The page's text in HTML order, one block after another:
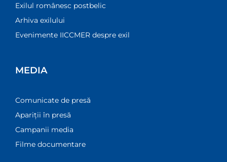
Exilul românesc postbelic
Arhiva exilului
Evenimente IICCMER despre exil
MEDIA
Comunicate de presă
Apariții în presă
Campanii media
Filme documentare